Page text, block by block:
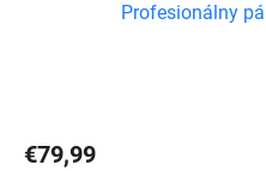
Profesionálny
€79,99